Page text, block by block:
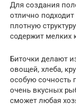
Для создания
отлично
плотную
содержит мелких
Биточки делают
овощей, хлеба,
особую сочность
очень вкусных
сможет любая